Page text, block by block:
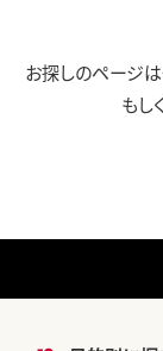
お探しのページ
もし